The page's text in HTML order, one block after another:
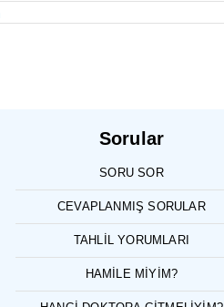
Sorular
SORU SOR
CEVAPLANMIŞ SORULAR
TAHLIL YORUMLARI
HAMILE MIYIM?